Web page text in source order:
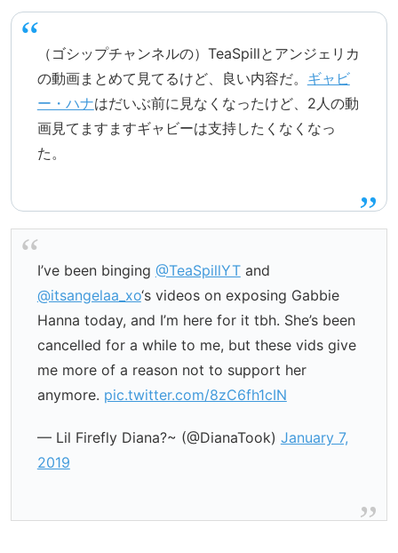
（ゴシップチャンネルの）TeaSpillとアンジェリカ
の動画まとめて見てるけど、良い内容だ。 ギャビ
ー・ハナはだいぶ前に見なくなったけど、2人の動
画見てますますギャビーは支持したくなくなっ
た。
I’ve been binging @TeaSpillYTand
@itsangelaa_xo‘s videos on exposing Gabbie
Hanna today, and I’m here for it tbh. She’s been
cancelled for a while to me, but these vids give
me more of a reason not to support her
anymore. pic.twitter.com/8zC6fh1cIN
— Lil Firefly Diana?~ (@DianaTook) January 7,
2019